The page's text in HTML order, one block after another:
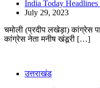
India Today Headlines
July 29, 2023
चमोली (प्रदीप लखेड़ा) कांग्रेस
कांग्रेस नेता मनीष खंडूरी […]
उत्तराखंड